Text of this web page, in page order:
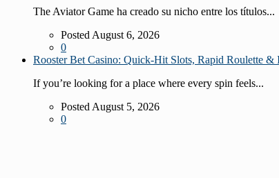
The Aviator Game ha creado su nicho entre los títulos...
Posted August 6, 2026
0
Rooster Bet Casino: Quick‑Hit Slots, Rapid Roulette &
If you’re looking for a place where every spin feels...
Posted August 5, 2026
0